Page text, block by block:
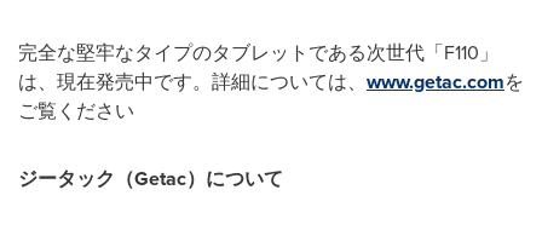
完全な堅牢なタイプのタブレットである次世代「F110」
は、現在発売中です。詳細については、 www.getac.comを
ご覧ください
ジータック（Getac）について